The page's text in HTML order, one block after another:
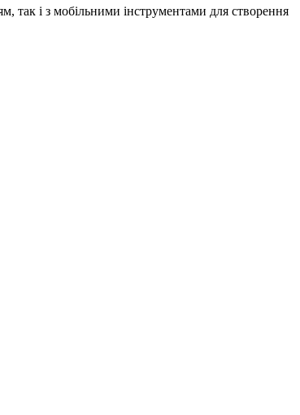
так і з мобільними інструментами для створення